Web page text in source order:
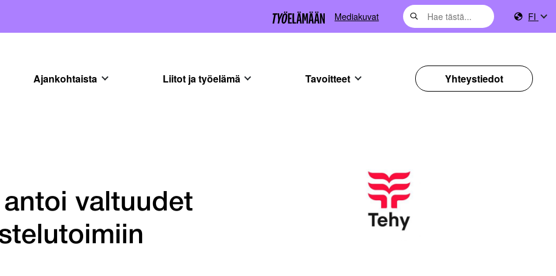
Mediakuvat FI
Ajankohtaista Liitot ja työelämä Tavoitteet Yhteystiedot
antoi valtuudet